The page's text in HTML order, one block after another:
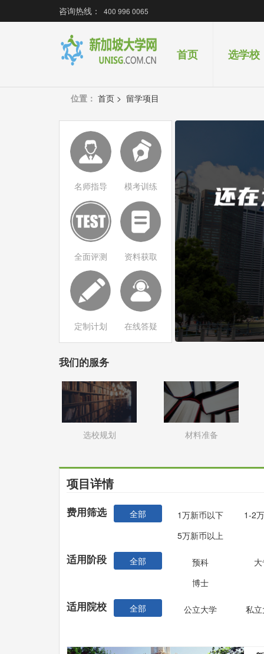
咨询热线： 400 996 0065
首页 选学校
位置： 首页 > 留学项目
名师指导 模考训练
全面评测 资料获取
定制计划 在线答疑
我们的服务
选校规划 材料准备
项目详情
费用筛选 全部 1万新币以下
1-2
5万新币以上
适用阶段 全部 预科
博士
适用院校 全部 公立大学 私